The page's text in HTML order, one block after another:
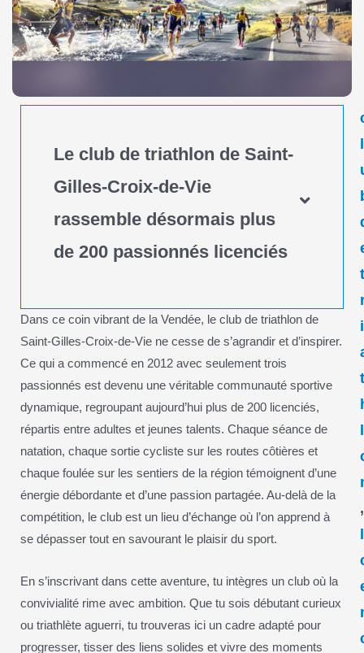
Le club de triathlon de Saint-
Gilles-Croix-de-Vie
rassemble désormais plus
de 200 passionnés licenciés
Dans ce coin vibrant de la Vendée, le club de triathlon de
Saint-Gilles-Croix-de-Vie ne cesse de s’agrandir et d’inspirer.
Ce qui a commencé en 2012 avec seulement trois
passionnés est devenu une véritable communauté sportive
dynamique, regroupant aujourd’hui plus de 200 licenciés,
répartis entre adultes et jeunes talents. Chaque séance de
natation, chaque sortie cycliste sur les routes côtières et
chaque foulée sur les sentiers de la région témoignent d’une
énergie débordante et d’une passion partagée. Au-delà de la
compétition, le club est un lieu d’échange où l’on apprend à
se dépasser tout en savourant le plaisir du sport.
En s’inscrivant dans cette aventure, tu intègres un club où la
convivialité rime avec ambition. Que tu sois débutant curieux
ou triathlète aguerri, tu trouveras ici un cadre adapté pour
progresser, tisser des liens solides et vivre des moments
l
i
l
,